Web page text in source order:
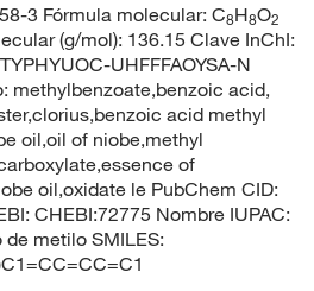
3 Fórmula molecular: C8H8O2
(g/mol): 136.15 Clave InChI:
UHFFFAOYSA-N
methylbenzoate,benzoic acid,
acid methyl
oil,oil of niobe,methyl
of
oil,oxidate le PubChem CID:
CHEBI:72775 Nombre IUPAC:
de metilo SMILES: